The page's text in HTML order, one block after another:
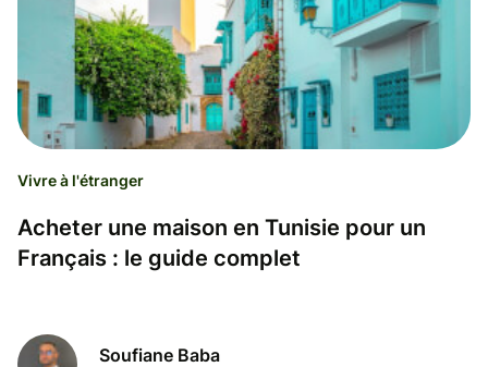
Vivre à l'étranger
Acheter une maison en Tunisie pour un
Français : le guide complet
Soufiane Baba